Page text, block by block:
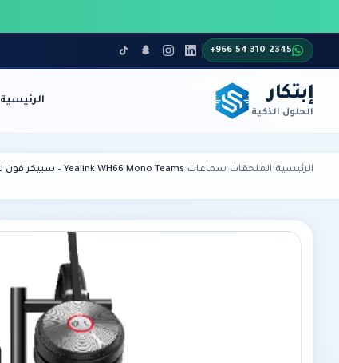
+966 54 310 2345
إبتكار
الحلول الذكية
الرئيسية
الرئيسية›الملحقات›سماعات›Yealink WH66 Mono Teams – سبيكر فون للاجتماعات